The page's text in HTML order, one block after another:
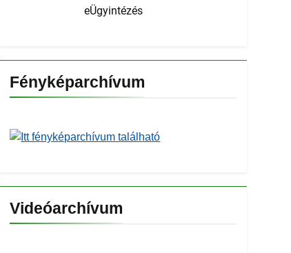
eÜgyintézés
Fényképarchívum
Videóarchívum